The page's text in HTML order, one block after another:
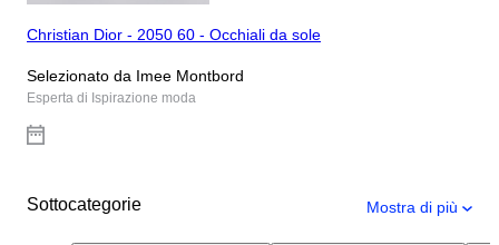
Christian Dior - 2050 60 - Occhiali da sole
Selezionato da Imee Montbord
Esperta di Ispirazione moda
Sottocategorie Mostra di più